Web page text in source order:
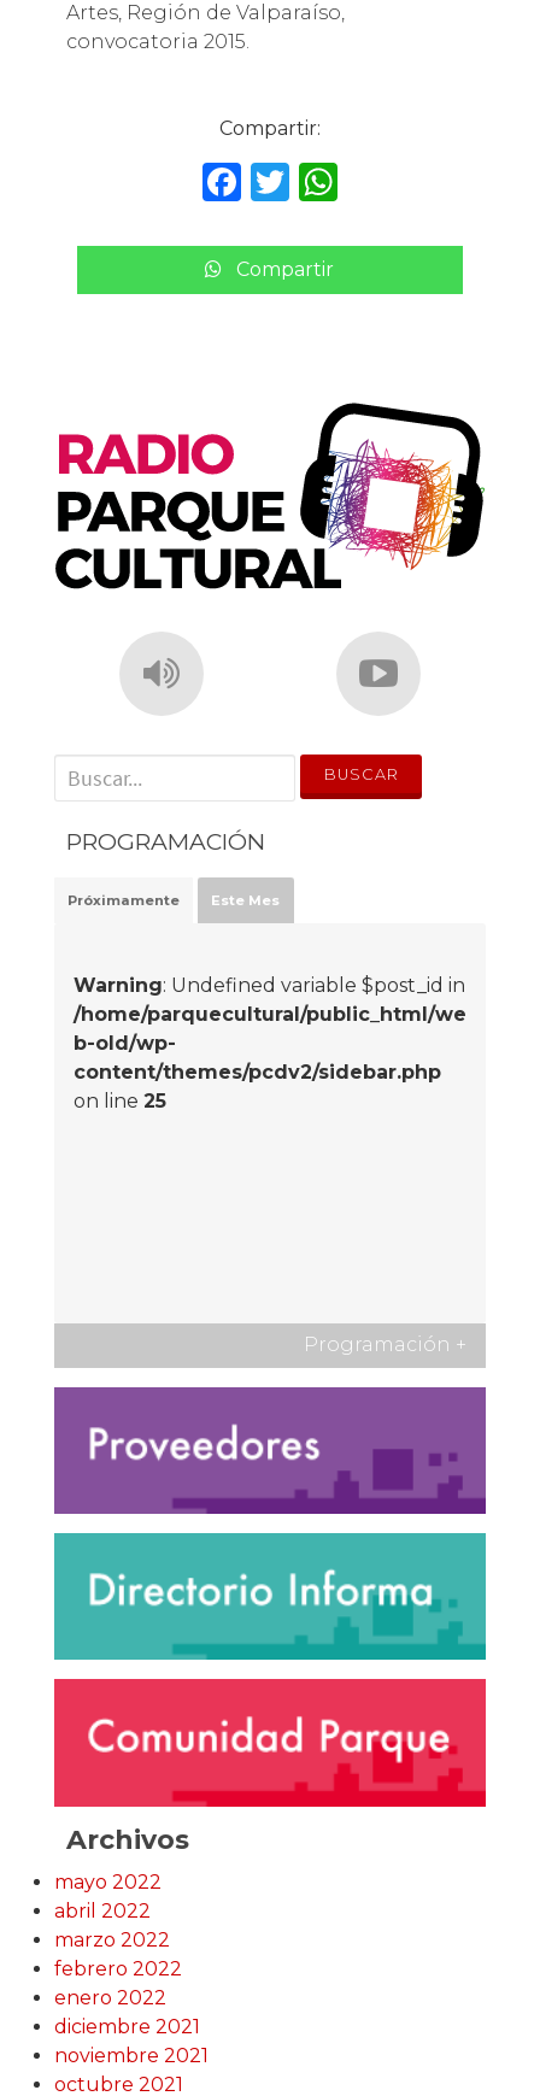
Artes, Región de Valparaíso,
convocatoria 2015.
Compartir:
F
c
e
T
it
te
W
a
ts
p
Compartir
' . __('Search for:') . '
PROGRAMACIÓN
Próximamente Este Mes
Warning: Undefined variable $post_id in
/home/parquecultural/public_html/we
b-old/wp-
content/themes/pcdv2/sidebar.php
on line 25
Programación +
Archivos
mayo 2022
abril 2022
marzo 2022
febrero 2022
enero 2022
diciembre 2021
noviembre 2021
octubre 2021